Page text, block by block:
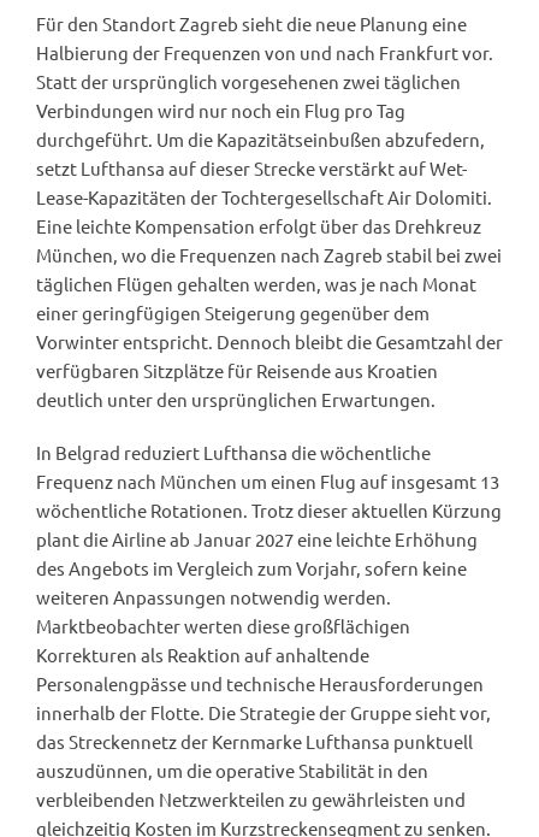
Für den Standort Zagreb sieht die neue Planung eine
Halbierung der Frequenzen von und nach Frankfurt vor.
Statt der ursprünglich vorgesehenen zwei täglichen
Verbindungen wird nur noch ein Flug pro Tag
durchgeführt. Um die Kapazitätseinbußen abzufedern,
setzt Lufthansa auf dieser Strecke verstärkt auf Wet-
Lease-Kapazitäten der Tochtergesellschaft Air Dolomiti.
Eine leichte Kompensation erfolgt über das Drehkreuz
München, wo die Frequenzen nach Zagreb stabil bei zwei
täglichen Flügen gehalten werden, was je nach Monat
einer geringfügigen Steigerung gegenüber dem
Vorwinter entspricht. Dennoch bleibt die Gesamtzahl der
verfügbaren Sitzplätze für Reisende aus Kroatien
deutlich unter den ursprünglichen Erwartungen.
In Belgrad reduziert Lufthansa die wöchentliche
Frequenz nach München um einen Flug auf insgesamt 13
wöchentliche Rotationen. Trotz dieser aktuellen Kürzung
plant die Airline ab Januar 2027 eine leichte Erhöhung
des Angebots im Vergleich zum Vorjahr, sofern keine
weiteren Anpassungen notwendig werden.
Marktbeobachter werten diese großflächigen
Korrekturen als Reaktion auf anhaltende
Personalengpässe und technische Herausforderungen
innerhalb der Flotte. Die Strategie der Gruppe sieht vor,
das Streckennetz der Kernmarke Lufthansa punktuell
auszudünnen, um die operative Stabilität in den
verbleibenden Netzwerkteilen zu gewährleisten und
gleichzeitig Kosten im Kurzstreckensegment zu senken.